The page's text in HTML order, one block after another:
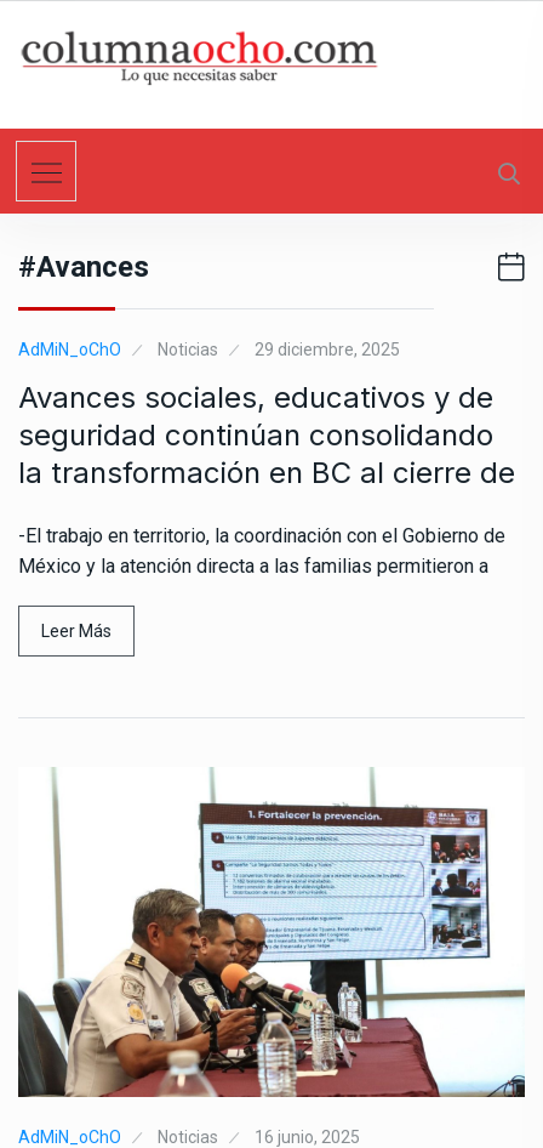
t
#avances
AdMiN_oChO Noticias 29 diciembre, 2025
Avances sociales, educativos y de
seguridad continúan consolidando
la transformación en BC al cierre de
-El trabajo en territorio, la coordinación con el Gobierno de
México y la atención directa a las familias permitieron a
Leer Más
AdMiN_oChO Noticias 16 junio, 2025